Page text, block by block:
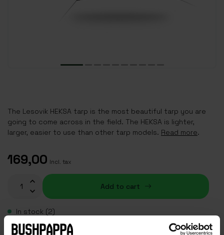
The Lesovik HEKSA tarp is the most beautiful tarp you are
going to come across in the field. The HEKSA is lighter,
larger, easier to use than other tarp models. Read more.
169,00 Incl. tax
Add to cart
In stock (2)
Plaats je bestelling binnen
, dan wordt je